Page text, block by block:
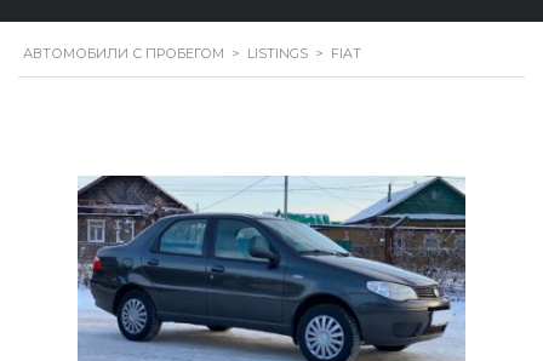
АВТОМОБИЛИ С ПРОБЕГОМ > LISTINGS > FIAT